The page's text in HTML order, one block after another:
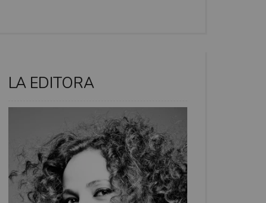
LA EDITORA